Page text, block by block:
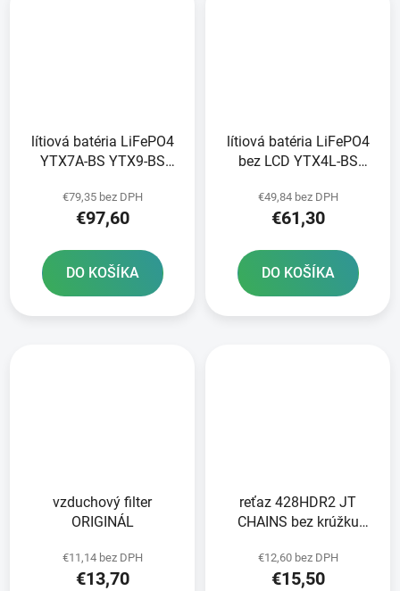
lítiová batéria LiFePO4
YTX7A-BS YTX9-BS
3Ah 180A hmotnosť 0
65 kg 150x87x93
€79,35 bez DPH
€97,60
DO KOŠÍKA
lítiová batéria LiFePO4
bez LCD YTX4L-BS
YTZ6S-BS FULBAT 12V
2Ah 120A hmotnosť 0
€49,84 bez DPH
€61,30
DO KOŠÍKA
vzduchový filter
ORIGINÁL
€11,14 bez DPH
€13,70
reťaz 428HDR2 JT
CHAINS bez krúžku
vrátane rozpojovacej
spojky
€12,60 bez DPH
€15,50